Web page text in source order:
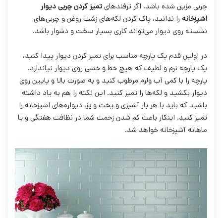
چربی مزین شده باشد. اگر ترفند‌هایتمیز کردن چربی دیوار
اشپزخانه را ندانید، پاک کردن لکه‌های زشت روغن و چربی‌های
نشسته روی دیوار می‌تواند کاری بسیار سخت و دشوار باشد.
در اولین قدم یک پارچه مناسب برای تمیز کردن دیوار پیدا کنید،
یک پارچه نرم و لطیف که هیچ خط و خشی روی دیوار نیاندازد.
پارچه را با کمی آب ولرم مرطوب کنید و به صورت بالا و پایین روی
دیوار بکشید و لکه‌ها را تمیز کنید. این نکته را هم به یاد داشته
باشید که باید با هر بار آشپزی و پخت و پز، دیواره‌های اشپزخانه را
تمیز کنید. اینکار باعث کم شدن زحمت شما در نظافت هفتگی و یا
ماهانه آشپزخانه خواهد شد.